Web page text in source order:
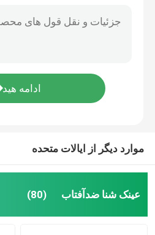
موارد دیگر از ایالات متحده
عینک شنا ضدآفتاب (80)